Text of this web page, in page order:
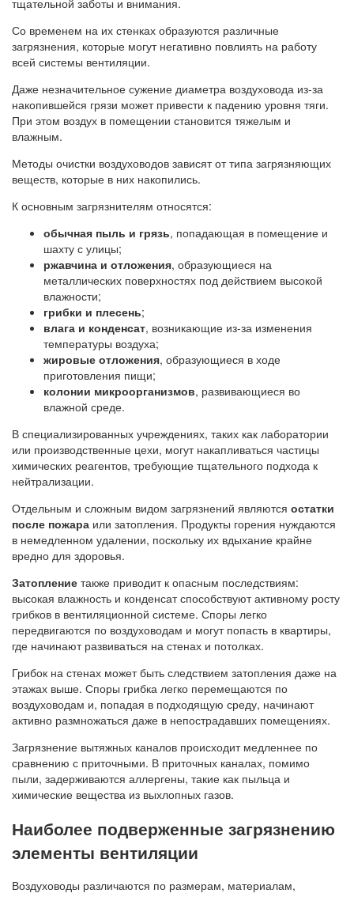
тщательной заботы и внимания.
Со временем на их стенках образуются различные
загрязнения, которые могут негативно повлиять на работу
всей системы вентиляции.
Даже незначительное сужение диаметра воздуховода из-за
накопившейся грязи может привести к падению уровня тяги.
При этом воздух в помещении становится тяжелым и
влажным.
Методы очистки воздуховодов зависят от типа загрязняющих
веществ, которые в них накопились.
К основным загрязнителям относятся:
обычная пыль и грязь, попадающая в помещение и
шахту с улицы;
ржавчина и отложения, образующиеся на
металлических поверхностях под действием высокой
влажности;
грибки и плесень;
влага и конденсат, возникающие из-за изменения
температуры воздуха;
жировые отложения, образующиеся в ходе
приготовления пищи;
колонии микроорганизмов, развивающиеся во
влажной среде.
В специализированных учреждениях, таких как лаборатории
или производственные цехи, могут накапливаться частицы
химических реагентов, требующие тщательного подхода к
нейтрализации.
Отдельным и сложным видом загрязнений являются остатки
после пожара или затопления. Продукты горения нуждаются
в немедленном удалении, поскольку их вдыхание крайне
вредно для здоровья.
Затопление также приводит к опасным последствиям:
высокая влажность и конденсат способствуют активному росту
грибков в вентиляционной системе. Споры легко
передвигаются по воздуховодам и могут попасть в квартиры,
где начинают развиваться на стенах и потолках.
Грибок на стенах может быть следствием затопления даже на
этажах выше. Споры грибка легко перемещаются по
воздуховодам и, попадая в подходящую среду, начинают
активно размножаться даже в непострадавших помещениях.
Загрязнение вытяжных каналов происходит медленнее по
сравнению с приточными. В приточных каналах, помимо
пыли, задерживаются аллергены, такие как пыльца и
химические вещества из выхлопных газов.
Наиболее подверженные загрязнению
элементы вентиляции
Воздуховоды различаются по размерам, материалам,